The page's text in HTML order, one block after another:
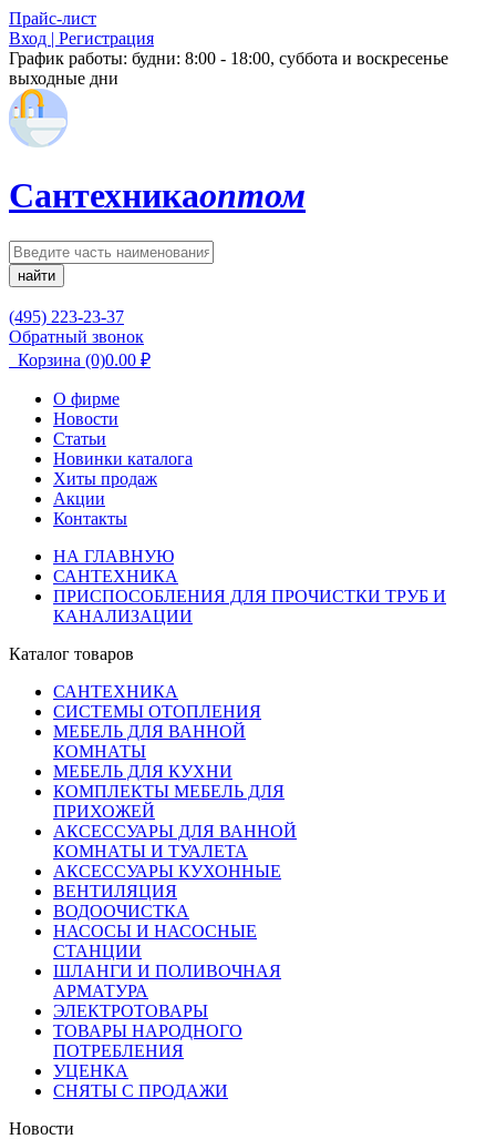
Прайс-лист
Вход | Регистрация
График работы: будни: 8:00 - 18:00, суббота и воскресенье
выходные дни
Сантехникаоптом
найти
(495) 223-23-37
Обратный звонок
Корзина (0)0.00 ₽
О фирме
Новости
Статьи
Новинки каталога
Хиты продаж
Акции
Контакты
НА ГЛАВНУЮ
САНТЕХНИКА
ПРИСПОСОБЛЕНИЯ ДЛЯ ПРОЧИСТКИ ТРУБ И
КАНАЛИЗАЦИИ
Каталог товаров
САНТЕХНИКА
СИСТЕМЫ ОТОПЛЕНИЯ
МЕБЕЛЬ ДЛЯ ВАННОЙ
КОМНАТЫ
МЕБЕЛЬ ДЛЯ КУХНИ
КОМПЛЕКТЫ МЕБЕЛЬ ДЛЯ
ПРИХОЖЕЙ
АКСЕССУАРЫ ДЛЯ ВАННОЙ
КОМНАТЫ И ТУАЛЕТА
АКСЕССУАРЫ КУХОННЫЕ
ВЕНТИЛЯЦИЯ
ВОДООЧИСТКА
НАСОСЫ И НАСОСНЫЕ
СТАНЦИИ
ШЛАНГИ И ПОЛИВОЧНАЯ
АРМАТУРА
ЭЛЕКТРОТОВАРЫ
ТОВАРЫ НАРОДНОГО
ПОТРЕБЛЕНИЯ
УЦЕНКА
СНЯТЫ С ПРОДАЖИ
Новости